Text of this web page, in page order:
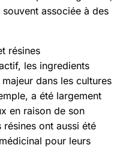
souvent associée à des
résines
les ingredients
dans les cultures
a été largement
en raison de son
ont aussi été
pour leurs